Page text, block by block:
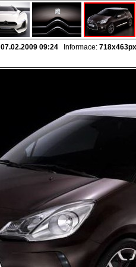
07.02.2009 09:24 Informace: